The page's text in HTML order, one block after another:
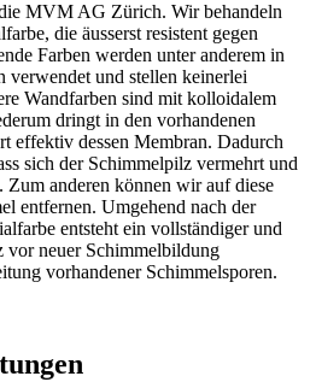
MVM AG Zürich. Wir behandeln
die äusserst resistent gegen
Farben werden unter anderem in
verwendet und stellen keinerlei
Wandfarben sind mit kolloidalem
dringt in den vorhandenen
effektiv dessen Membran. Dadurch
sich der Schimmelpilz vermehrt und
Zum anderen können wir auf diese
entfernen. Umgehend nach der
entsteht ein vollständiger und
vor neuer Schimmelbildung
vorhandener Schimmelsporen.